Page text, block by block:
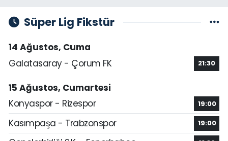
Süper Lig Fikstür
14 Ağustos, Cuma
Galatasaray - Çorum FK
21:30
15 Ağustos, Cumartesi
Konyaspor - Rizespor
19:00
Kasımpaşa - Trabzonspor 19:00